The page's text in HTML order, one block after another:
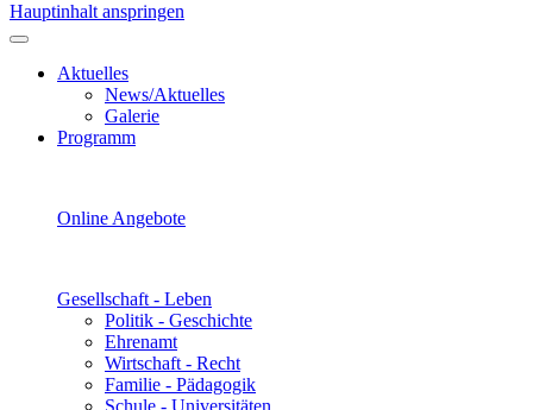
Hauptinhalt anspringen
Aktuelles
News/Aktuelles
Galerie
Programm
Online Angebote
Gesellschaft - Leben
Politik - Geschichte
Ehrenamt
Wirtschaft - Recht
Familie - Pädagogik
Schule - Universitäten